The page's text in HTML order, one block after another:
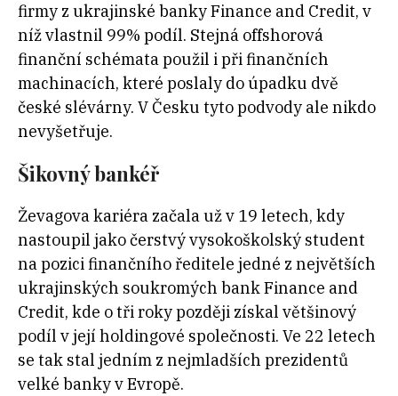
firmy z ukrajinské banky Finance and Credit, v
níž vlastnil 99% podíl. Stejná offshorová
finanční schémata použil i při finančních
machinacích, které poslaly do úpadku dvě
české slévárny. V Česku tyto podvody ale nikdo
nevyšetřuje.
Šikovný bankéř
Ževagova kariéra začala už v 19 letech, kdy
nastoupil jako čerstvý vysokoškolský student
na pozici finančního ředitele jedné z největších
ukrajinských soukromých bank Finance and
Credit, kde o tři roky později získal většinový
podíl v její holdingové společnosti. Ve 22 letech
se tak stal jedním z nejmladších prezidentů
velké banky v Evropě.